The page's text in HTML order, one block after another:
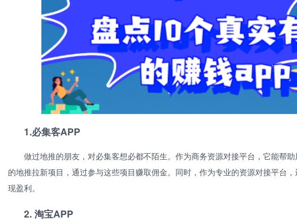
1.必集客APP
做过地推的朋友，对必集客想必都不陌生。作为商务资源对接平台，它能帮
的地推拉新项目，通过参与这些项目赚取佣金。同时，作为专业的资源对接平台
现盈利。
2. 淘宝APP